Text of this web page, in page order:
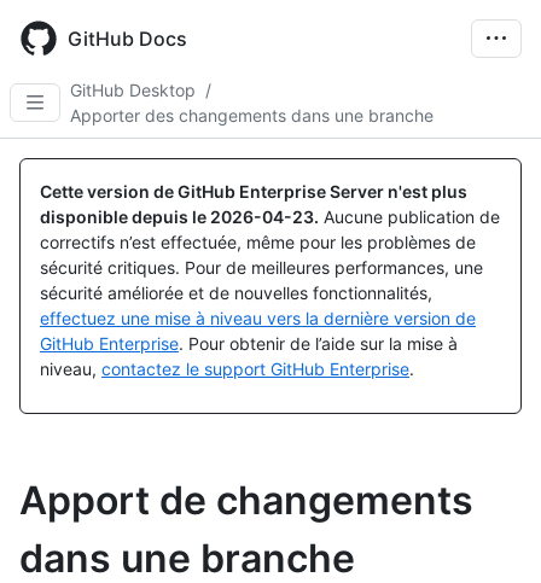
main
content
GitHub Docs
GitHub Desktop /
Apporter des changements dans une branche
Cette version de GitHub Enterprise Server n'est plus
disponible depuis le 2026-04-23. Aucune publication de
correctifs n’est effectuée, même pour les problèmes de
sécurité critiques. Pour de meilleures performances, une
sécurité améliorée et de nouvelles fonctionnalités,
effectuez une mise à niveau vers la dernière version de
GitHub Enterprise. Pour obtenir de l’aide sur la mise à
niveau, contactez le support GitHub Enterprise.
Apport de changements
dans une branche